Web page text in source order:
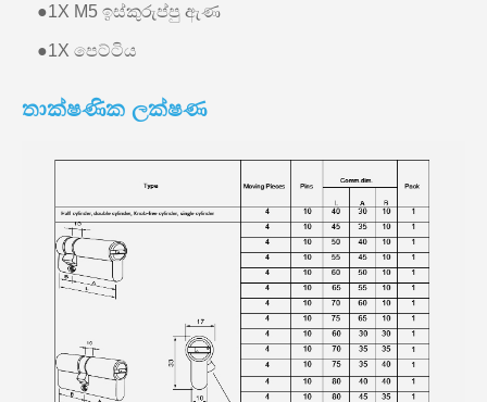
●1X M5 ඉස්කුරුප්පු ඇණ
●1X පෙට්ටිය
තාක්ෂණික ලක්ෂණ